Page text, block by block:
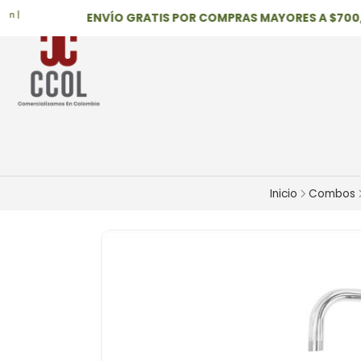
ENVÍO GRATIS POR COMPRAS MAYORES A $700,000
Inicio Combos